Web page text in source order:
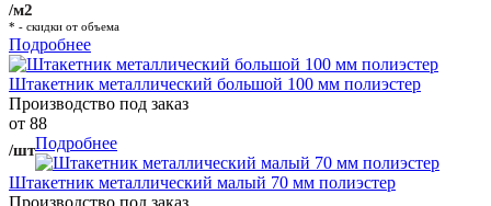
/м2
* - скидки от объема
Подробнее
Штакетник металлический большой 100 мм полиэстер
Производство под заказ
от 88
/штПодробнее
Штакетник металлический малый 70 мм полиэстер